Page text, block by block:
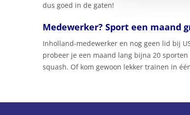
dus goed in de gaten!
Medewerker? Sport een maand
Inholland-medewerker en nog geen lid bij
probeer je een maand lang bijna 20
squash. Of kom gewoon lekker trainen in